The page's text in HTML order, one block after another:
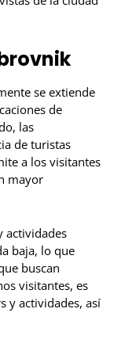
se extiende
de
las
de turistas
a los visitantes
mayor
actividades
baja, lo que
buscan
visitantes, es
y actividades, así